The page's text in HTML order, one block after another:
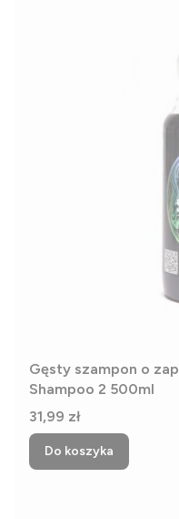
Gęsty szampon o
Shampoo 2 500ml
Cena
31,99 zł
Do koszyka